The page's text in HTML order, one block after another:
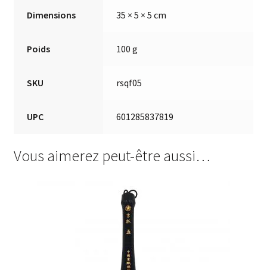
Dimensions 35 × 5 × 5 cm
Poids 100 g
SKU rsqf05
UPC 601285837819
Vous aimerez peut-être aussi…